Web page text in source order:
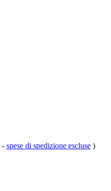
- spese di spedizione escluse )